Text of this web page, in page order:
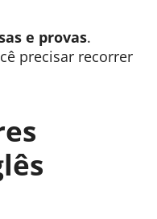
e provas.
precisar recorrer